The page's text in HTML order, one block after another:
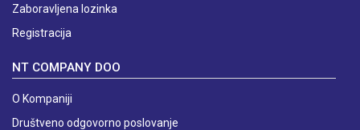
Zaboravljena lozinka
Registracija
NT COMPANY DOO
O Kompaniji
Društveno odgovorno poslovanje